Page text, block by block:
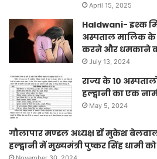
April 15, 2025
Haldwani- इश्क
अस्पताल मालिक
करने और धमकाने
July 13, 2024
राज्य के 10
हल्द्वानी का एक
May 5, 2024
गौलापार मण्डल अध्यक्ष डॉ मुकेश
हल्द्वानी में मुख्यमंत्री पुष्कर सिंह धामी को